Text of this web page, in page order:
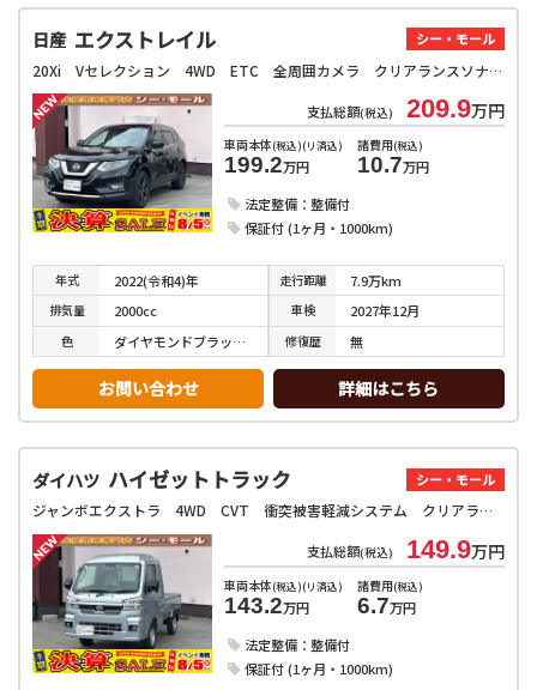
日産 エクストレイル シー・モール
20Xi Vセレクション 4WD ETC 全周囲カメラ クリアランスソナー オートクルーズコントロール 衝突被害軽減システム オートライト LEDヘッドランプ 電動リアゲート アルミホイール スマートキー アイドリングストップ
支払総額(税込) 209.9万円
車両本体(税込)(リ済込)
199.2万円
諸費用(税込)
10.7万円
法定整備：整備付
保証付 (1ヶ月・1000km)
年式 2022(令和4)年 走行距離 7.9万km
排気量 2000cc 車検 2027年12月
色 ダイヤモンドブラックパール 修復歴 無
お問い合わせ 詳細はこちら
ダイハツ ハイゼットトラック シー・モール
ジャンボエクストラ 4WD CVT 衝突被害軽減システム クリアランスソナー スマートキー アイドリングストップ 電動格納ミラー オートライト ESC エアコン パワーステアリング
支払総額(税込) 149.9万円
車両本体(税込)(リ済込)
143.2万円
諸費用(税込)
6.7万円
法定整備：整備付
保証付 (1ヶ月・1000km)